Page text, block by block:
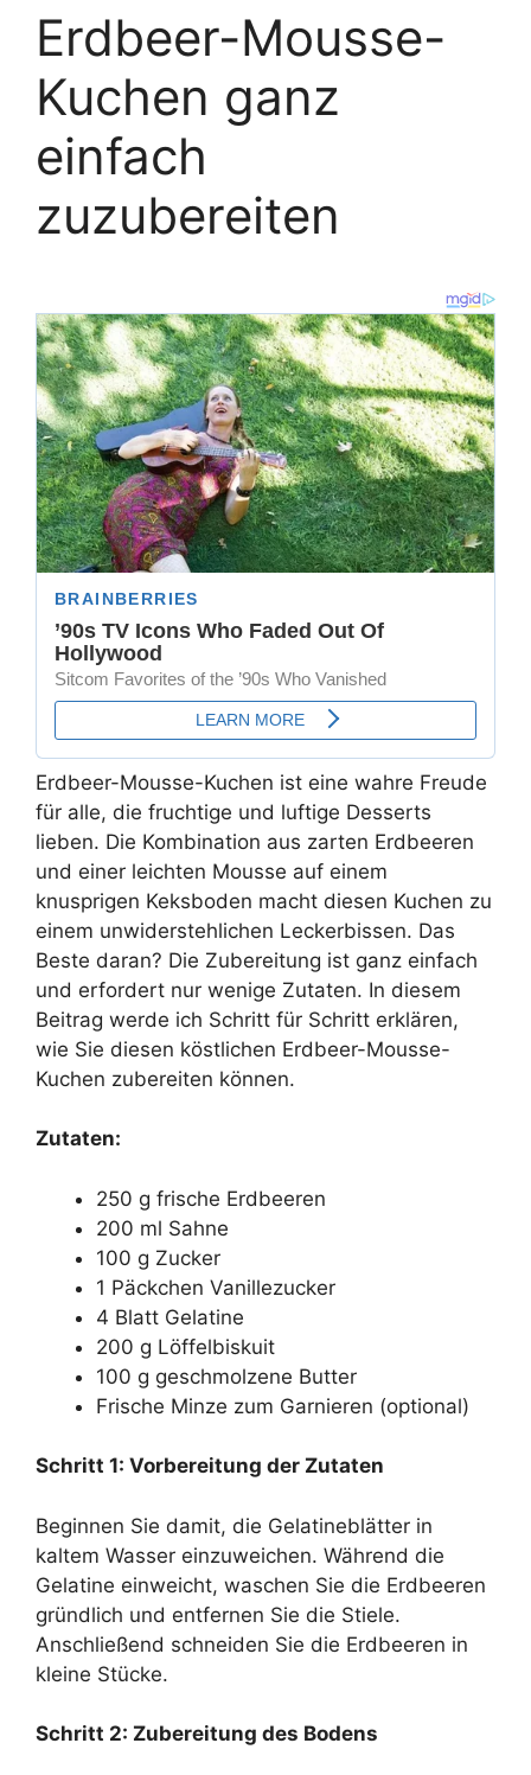
Erdbeer-Mousse-
Kuchen ganz
einfach
zuzubereiten
Erdbeer-Mousse-Kuchen ist eine wahre Freude
für alle, die fruchtige und luftige Desserts
lieben. Die Kombination aus zarten Erdbeeren
und einer leichten Mousse auf einem
knusprigen Keksboden macht diesen Kuchen zu
einem unwiderstehlichen Leckerbissen. Das
Beste daran? Die Zubereitung ist ganz einfach
und erfordert nur wenige Zutaten. In diesem
Beitrag werde ich Schritt für Schritt erklären,
wie Sie diesen köstlichen Erdbeer-Mousse-
Kuchen zubereiten können.
Zutaten:
250 g frische Erdbeeren
200 ml Sahne
100 g Zucker
1 Päckchen Vanillezucker
4 Blatt Gelatine
200 g Löffelbiskuit
100 g geschmolzene Butter
Frische Minze zum Garnieren (optional)
Schritt 1: Vorbereitung der Zutaten
Beginnen Sie damit, die Gelatineblätter in
kaltem Wasser einzuweichen. Während die
Gelatine einweicht, waschen Sie die Erdbeeren
gründlich und entfernen Sie die Stiele.
Anschließend schneiden Sie die Erdbeeren in
kleine Stücke.
Schritt 2: Zubereitung des Bodens